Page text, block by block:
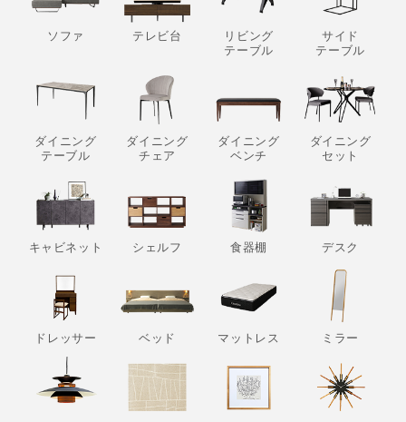
ソファ テレビ台
リビング
テーブル
サイド
テーブル
ダイニング
テーブル
ダイニング
チェア
ダイニング
ベンチ
ダイニング
セット
キャビネット シェルフ 食器棚 デスク
ドレッサー ベッド マットレス ミラー